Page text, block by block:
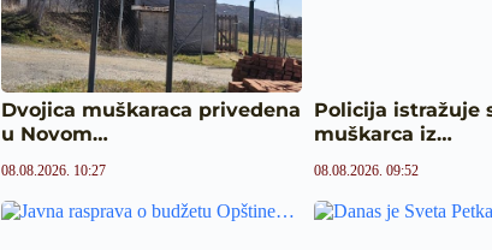
Dvojica muškaraca privedena
u Novom…
08.08.2026. 10:27
Policija istražuje
muškarca iz…
08.08.2026. 09:52